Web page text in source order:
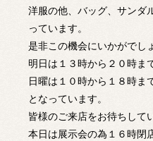
洋服の他、バッグ、サンダ
っています。
是非この機会にいかがでし
明日は１３時から２０時ま
日曜は１０時から１８時ま
となっています。
皆様のご来店をお待ちして
本日は展示会の為１６時閉